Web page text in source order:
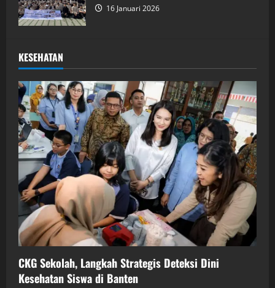
16 Januari 2026
KESEHATAN
CKG Sekolah, Langkah Strategis Deteksi Dini
Kesehatan Siswa di Banten